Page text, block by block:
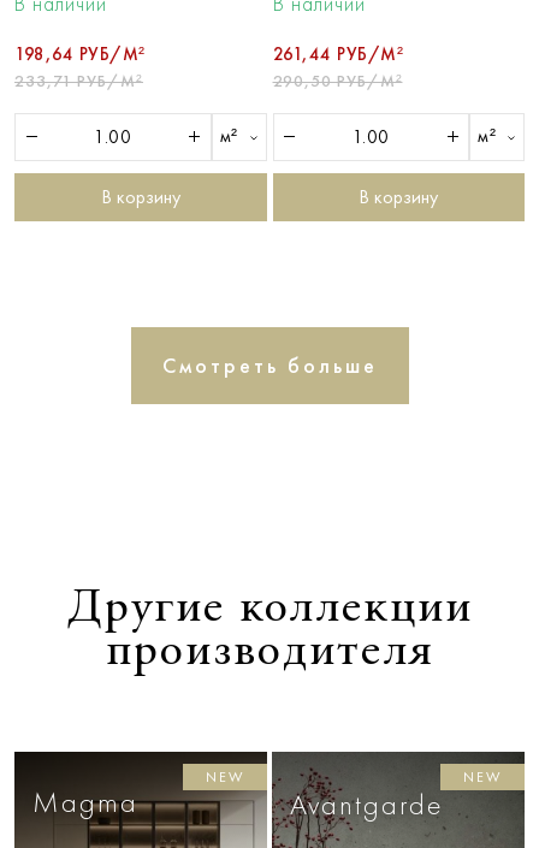
198,64 РУБ/М²
233,71 РУБ/М²
м²
В корзину
261,44 РУБ/М²
290,50 РУБ/М²
м²
В корзину
Смотреть больше
Другие коллекции
производителя
Magma
NEW
Avantgarde
NEW